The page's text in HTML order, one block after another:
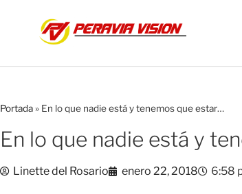
Portada» En lo que nadie está y tenemos que estar…
En lo que nadie está y
Linette del Rosario enero 22, 2018 6:58